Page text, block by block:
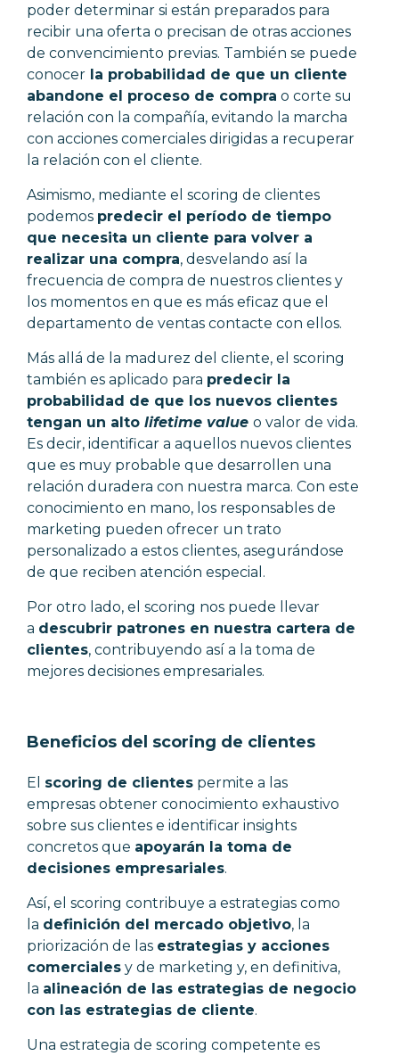
poder determinar si están preparados para
recibir una oferta o precisan de otras acciones
de convencimiento previas. También se puede
conocer la probabilidad de que un cliente
abandone el proceso de compra o corte su
relación con la compañía, evitando la marcha
con acciones comerciales dirigidas a recuperar
la relación con el cliente.
Asimismo, mediante el scoring de clientes
podemos predecir el período de tiempo
que necesita un cliente para volver a
realizar una compra, desvelando así la
frecuencia de compra de nuestros clientes y
los momentos en que es más eficaz que el
departamento de ventas contacte con ellos.
Más allá de la madurez del cliente, el scoring
también es aplicado para predecir la
probabilidad de que los nuevos clientes
tengan un alto lifetime value o valor de vida.
Es decir, identificar a aquellos nuevos clientes
que es muy probable que desarrollen una
relación duradera con nuestra marca. Con este
conocimiento en mano, los responsables de
marketing pueden ofrecer un trato
personalizado a estos clientes, asegurándose
de que reciben atención especial.
Por otro lado, el scoring nos puede llevar
a descubrir patrones en nuestra cartera de
clientes, contribuyendo así a la toma de
mejores decisiones empresariales.
Beneficios del scoring de clientes
El scoring de clientes permite a las
empresas obtener conocimiento exhaustivo
sobre sus clientes e identificar insights
concretos que apoyarán la toma de
decisiones empresariales.
Así, el scoring contribuye a estrategias como
la definición del mercado objetivo, la
priorización de las estrategias y acciones
comerciales y de marketing y, en definitiva,
la alineación de las estrategias de negocio
con las estrategias de cliente.
Una estrategia de scoring competente es